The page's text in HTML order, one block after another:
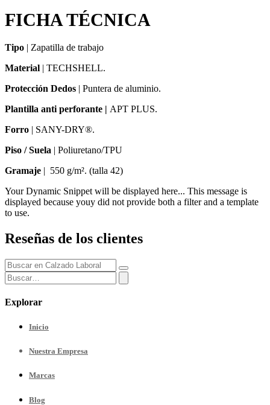
FICHA TÉCNICA
Tipo | Zapatilla de trabajo
Material | TECHSHELL.
Protección Dedos | Puntera de aluminio.
Plantilla anti perforante | APT PLUS.
Forro | SANY-DRY®.
Piso / Suela | Poliuretano/TPU
Gramaje | 550 g/m². (talla 42)
Your Dynamic Snippet will be displayed here... This message is
displayed because youy did not provide both a filter and a template
to use.
Reseñas de los clientes
Explorar
Inicio
Nuestra Empresa
Marcas
Blog